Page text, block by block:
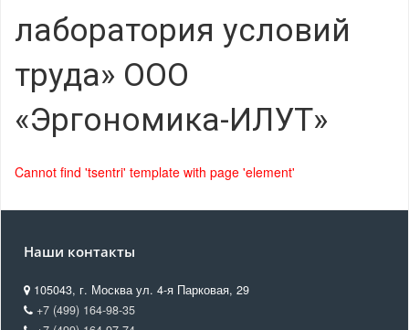
лаборатория условий
труда» ООО
«Эргономика-ИЛУТ»
Cannot find 'tsentri' template with page 'element'
Наши контакты
105043, г. Москва ул. 4-я Парковая, 29
+7 (499) 164-98-35